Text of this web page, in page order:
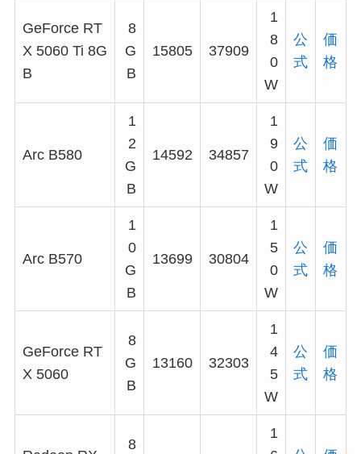
GeForce RT
X 5060 Ti 8G
B
8
G
B
15805 37909
1
8
0
W
公
式
価
格
Arc B580
1
2
G
B
14592 34857
1
9
0
W
公
式
価
格
Arc B570
1
0
G
B
13699 30804
1
5
0
W
公
式
価
格
GeForce RT
X 5060
8
G
B
13160 32303
1
4
5
W
公
式
価
格
8
1